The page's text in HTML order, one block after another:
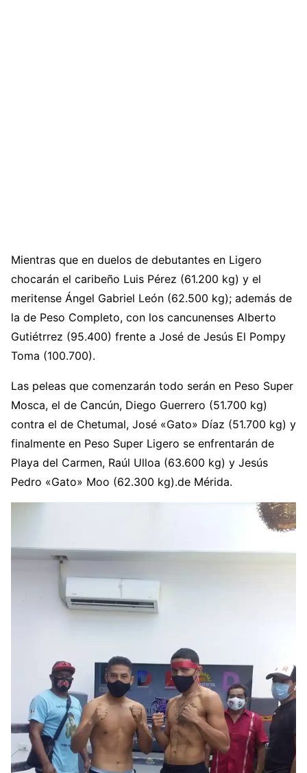
Mientras que en duelos de debutantes en Ligero
chocarán el caribeño Luis Pérez (61.200 kg) y el
meritense Ángel Gabriel León (62.500 kg); además de
la de Peso Completo, con los cancunenses Alberto
Gutiétrrez (95.400) frente a José de Jesús El Pompy
Toma (100.700).
Las peleas que comenzarán todo serán en Peso Super
Mosca, el de Cancún, Diego Guerrero (51.700 kg)
contra el de Chetumal, José «Gato» Díaz (51.700 kg) y
finalmente en Peso Super Ligero se enfrentarán de
Playa del Carmen, Raúl Ulloa (63.600 kg) y Jesús
Pedro «Gato» Moo (62.300 kg).de Mérida.